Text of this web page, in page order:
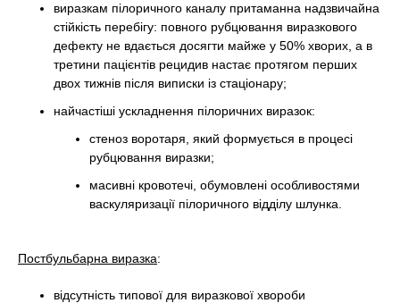
виразкам пілоричного каналу притаманна надзвичайна
стійкість перебігу: повного рубцювання виразкового
дефекту не вдається досягти майже у 50% хворих, а в
третини пацієнтів рецидив настає протягом перших
двох тижнів після виписки із стаціонару;
найчастіші ускладнення пілоричних виразок:
стеноз воротаря, який формується в процесі
рубцювання виразки;
масивні кровотечі, обумовлені особливостями
васкуляризації пілоричного відділу шлунка.
Постбульбарна виразка:
відсутність типової для виразкової хвороби